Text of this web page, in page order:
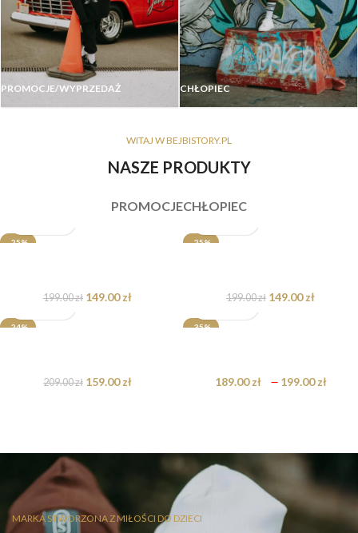
PROMOCJE/WYPRZEDAŻ CHŁOPIEC
WITAJ W BEJBISTORY.PL
NASZE PRODUKTY
PROMOCJECHŁOPIEC
-25%
199.00zł 149.00zł
-25%
199.00zł 149.00zł
-24%
209.00zł 159.00zł
-35%
189.00zł – 199.00zł
MARKA STWORZONA Z MIŁOŚCI DO DZIECI